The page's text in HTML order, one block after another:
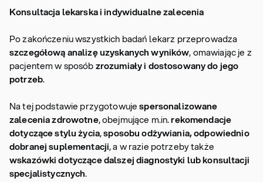
Konsultacja lekarska i indywidualne zalecenia
Po zakończeniu wszystkich badań lekarz przeprowadza
szczegółową analizę uzyskanych wyników, omawiając je z
pacjentem w sposóbzrozumiały i dostosowany do jego
potrzeb.
Na tej podstawie przygotowujespersonalizowane
zalecenia zdrowotne, obejmujące m.in.rekomendacje
dotyczące stylu życia,sposobu odżywiania, odpowiednio
dobranej suplementacji, a w razie potrzeby także
wskazówki dotyczące dalszej diagnostyki lub konsultacji
specjalistycznych.